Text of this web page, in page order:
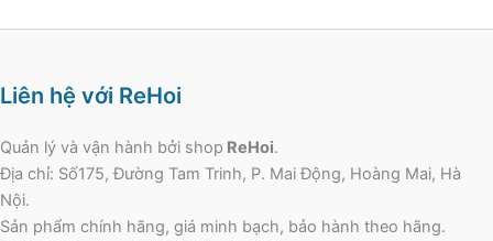
Liên hệ với ReHoi
Quản lý và vận hành bởi shop ReHoi.
Địa chỉ: Số175, Đường Tam Trinh, P. Mai Động, Hoàng Mai, Hà
Nội.
Sản phẩm chính hãng, giá minh bạch, bảo hành theo hãng.